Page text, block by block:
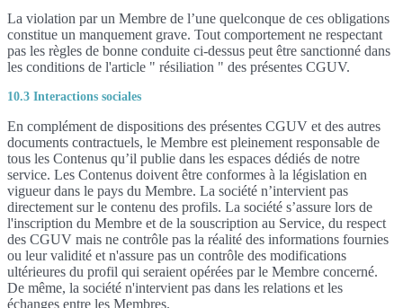
La violation par un Membre de l’une quelconque de ces obligations
constitue un manquement grave. Tout comportement ne respectant
pas les règles de bonne conduite ci-dessus peut être sanctionné dans
les conditions de l'article " résiliation " des présentes CGUV.
10.3 Interactions sociales
En complément de dispositions des présentes CGUV et des autres
documents contractuels, le Membre est pleinement responsable de
tous les Contenus qu’il publie dans les espaces dédiés de notre
service. Les Contenus doivent être conformes à la législation en
vigueur dans le pays du Membre. La société n’intervient pas
directement sur le contenu des profils. La société s’assure lors de
l'inscription du Membre et de la souscription au Service, du respect
des CGUV mais ne contrôle pas la réalité des informations fournies
ou leur validité et n'assure pas un contrôle des modifications
ultérieures du profil qui seraient opérées par le Membre concerné.
De même, la société n'intervient pas dans les relations et les
échanges entre les Membres.